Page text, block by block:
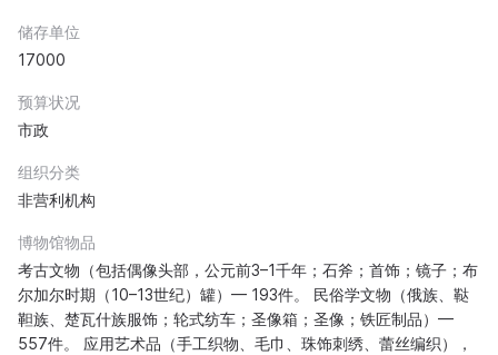
储存单位
17000
预算状况
市政
组织分类
非营利机构
博物馆物品
考古文物（包括偶像头部，公元前3–1千年；石斧；首饰；镜子；布
尔加尔时期（10–13世纪）罐）— 193件。 民俗学文物（俄族、鞑
靼族、楚瓦什族服饰；轮式纺车；圣像箱；圣像；铁匠制品）—
557件。 应用艺术品（手工织物、毛巾、珠饰刺绣、蕾丝编织），